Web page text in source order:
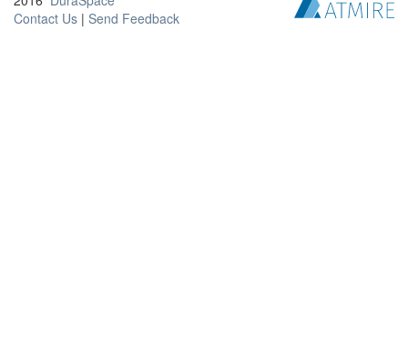
Contact Us | Send Feedback